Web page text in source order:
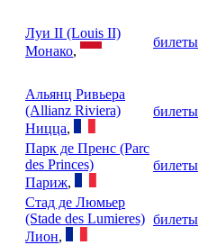
Луи II (Louis II)
Монако,
билеты
Альянц Ривьера
(Allianz Riviera)
Ницца,
билеты
Парк де Пренс (Parc
des Princes)
Париж,
билеты
Стад де Люмьер
(Stade des Lumieres)
Лион,
билеты